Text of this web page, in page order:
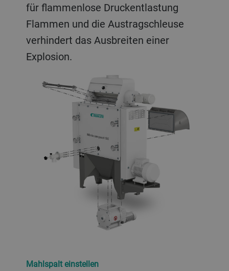
für flammenlose Druckentlastung
Flammen und die Austragschleuse
verhindert das Ausbreiten einer
Explosion.
Mahlspalt einstellen